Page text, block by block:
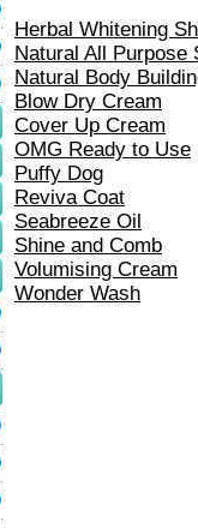
Herbal Whitening
Natural All Purpose
Natural Body
Blow Dry Cream
Cover Up Cream
OMG Ready to Use
Puffy Dog
Reviva Coat
Seabreeze Oil
Shine and Comb
Volumising Cream
Wonder Wash